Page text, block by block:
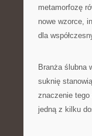
metamorfozę
nowe wzorce,
dla
Branża ślubna
suknię
znaczenie tego
jedną z kilku